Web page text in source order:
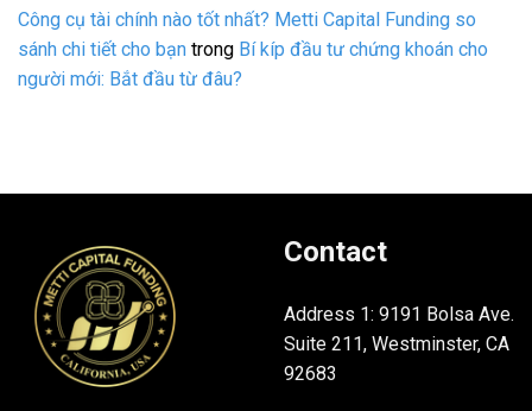
Công cụ tài chính nào tốt nhất? Metti Capital Funding so
sánh chi tiết cho bạn trong Bí kíp đầu tư chứng khoán cho
người mới: Bắt đầu từ đâu?
Contact
Address 1: 9191 Bolsa Ave.
Suite 211, Westminster, CA
92683